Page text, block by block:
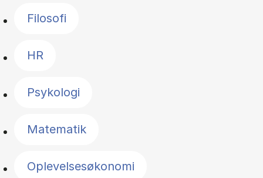
Filosofi
HR
Psykologi
Matematik
Oplevelsesøkonomi